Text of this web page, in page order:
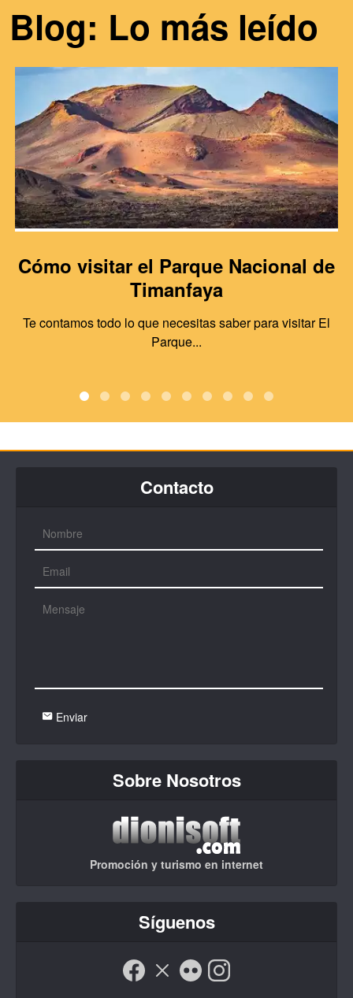
Blog: Lo más leído
Cómo visitar el Parque Nacional de
Timanfaya
Te contamos todo lo que necesitas saber para visitar El
Parque...
Contacto
Enviar
Sobre Nosotros
Promoción y turismo en internet
Síguenos